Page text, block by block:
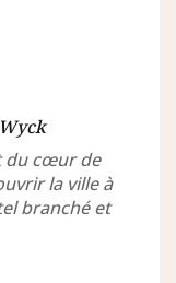
du cœur de
la ville à
branché et